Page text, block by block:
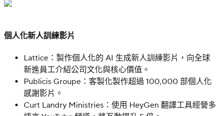
個人化新人訓練影片
Lattice：製作個人化的 AI 生成新人訓練影片，向全球
新進員工介紹公司文化與核心價值。
Publicis Groupe：客製化製作超過 100,000 部個人化
感謝影片。
Curt Landry Ministries：使用 HeyGen 翻譯工具經營多